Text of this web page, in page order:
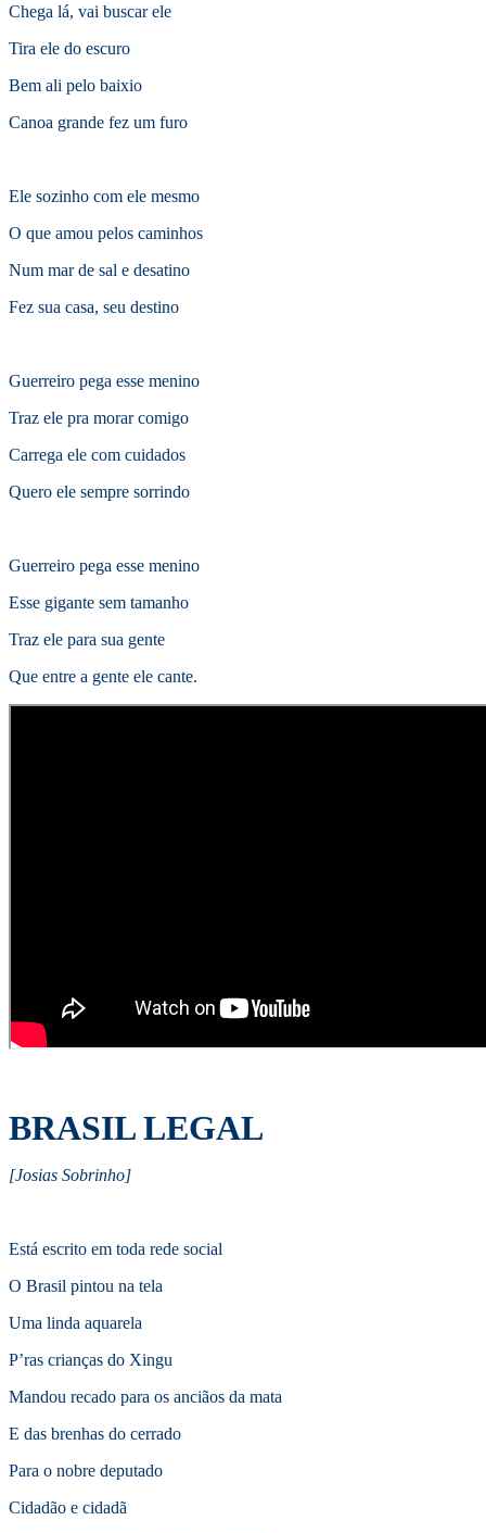
Chega lá, vai buscar ele
Tira ele do escuro
Bem ali pelo baixio
Canoa grande fez um furo
Ele sozinho com ele mesmo
O que amou pelos caminhos
Num mar de sal e desatino
Fez sua casa, seu destino
Guerreiro pega esse menino
Traz ele pra morar comigo
Carrega ele com cuidados
Quero ele sempre sorrindo
Guerreiro pega esse menino
Esse gigante sem tamanho
Traz ele para sua gente
Que entre a gente ele cante.
BRASIL LEGAL
[Josias Sobrinho]
Está escrito em toda rede social
O Brasil pintou na tela
Uma linda aquarela
P’ras crianças do Xingu
Mandou recado para os anciãos da mata
E das brenhas do cerrado
Para o nobre deputado
Cidadão e cidadã